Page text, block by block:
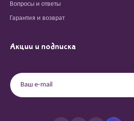
Вопросы и ответы
Гарантия и возврат
Акции и подписка